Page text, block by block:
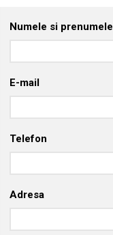
Numele si prenumele
E-mail
Telefon
Adresa